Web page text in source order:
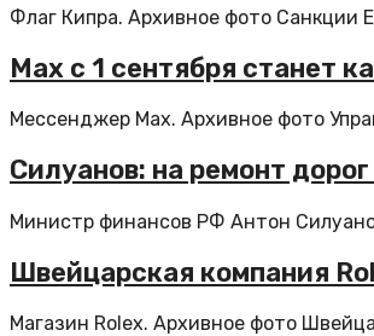
Флаг Кипра. Архивное фото Санкции
Max с 1 сентября станет
Мессенджер Max. Архивное фото
Силуанов: на ремонт
Министр финансов РФ Антон
Швейцарская компания
Магазин Rolex. Архивное фото